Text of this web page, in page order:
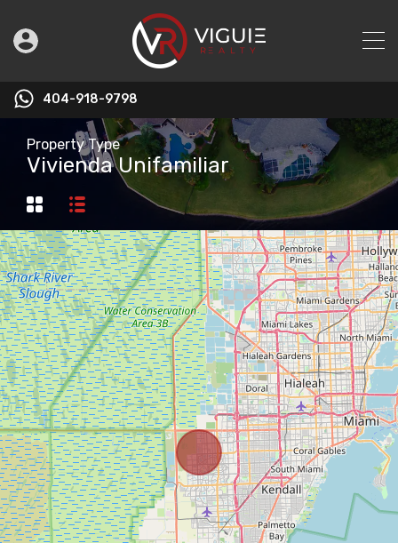
404-918-9798
Property Type
Vivienda Unifamiliar